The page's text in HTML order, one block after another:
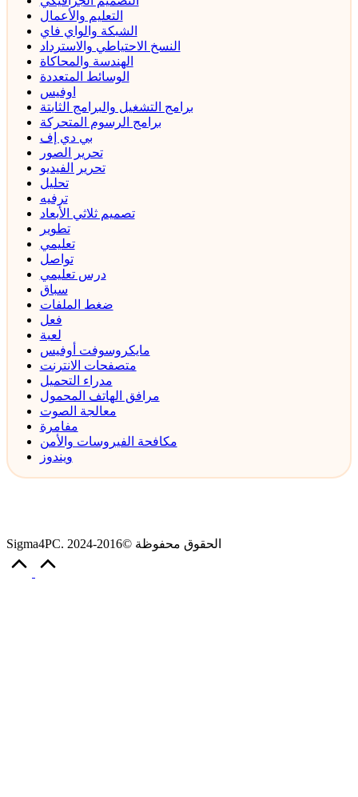
التعليم والأعمال
الشبكة والواي فاي
النسخ الاحتياطي والاسترداد
الهندسة والمحاكاة
الوسائط المتعددة
اوفيس
برامج التشغيل والبرامج الثابتة
برامج الرسوم المتحركة
بي دي إف
تحرير الصور
تحرير الفيديو
تحليل
ترفيه
تصميم ثلاثي الأبعاد
تطوير
تعليمي
تواصل
درس تعليمي
سباق
ضغط الملفات
فعل
لعبة
مايكروسوفت أوفيس
متصفحات الانترنت
مدراء التحميل
مرافق الهاتف المحمول
معالجة الصوت
مفامرة
مكافحة الفيروسات والأمن
ويندوز
Sigma4PC. الحقوق محفوظة ©2016-2024